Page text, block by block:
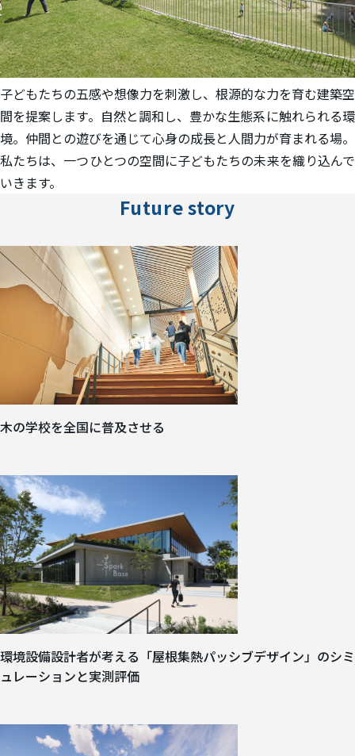
子どもたちの五感や想像力を刺激し、根源的な力を育む建築空
間を提案します。自然と調和し、豊かな生態系に触れられる環
境。仲間との遊びを通じて心身の成長と人間力が育まれる場。
私たちは、一つひとつの空間に子どもたちの未来を織り込んで
いきます。
Future story
木の学校を全国に普及させる
環境設備設計者が考える「屋根集熱パッシブデザイン」のシミ
ュレーションと実測評価